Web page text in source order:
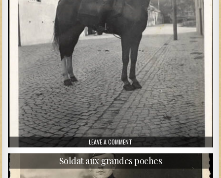
LEAVE A COMMENT ON UNTEROFFIZER À CHEVAL
Soldat aux grandes poches